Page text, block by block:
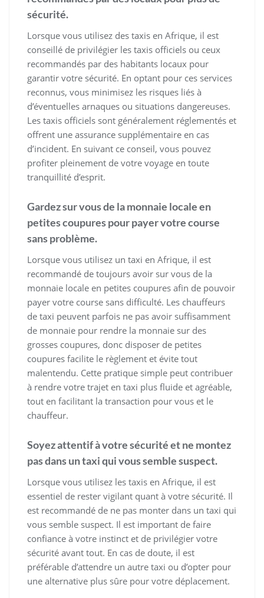
sécurité.
Lorsque vous utilisez des taxis en Afrique, il est
conseillé de privilégier les taxis officiels ou ceux
recommandés par des habitants locaux pour
garantir votre sécurité. En optant pour ces services
reconnus, vous minimisez les risques liés à
d’éventuelles arnaques ou situations dangereuses.
Les taxis officiels sont généralement réglementés et
offrent une assurance supplémentaire en cas
d’incident. En suivant ce conseil, vous pouvez
profiter pleinement de votre voyage en toute
tranquillité d’esprit.
Gardez sur vous de la monnaie locale en
petites coupures pour payer votre course
sans problème.
Lorsque vous utilisez un taxi en Afrique, il est
recommandé de toujours avoir sur vous de la
monnaie locale en petites coupures afin de pouvoir
payer votre course sans difficulté. Les chauffeurs
de taxi peuvent parfois ne pas avoir suffisamment
de monnaie pour rendre la monnaie sur des
grosses coupures, donc disposer de petites
coupures facilite le règlement et évite tout
malentendu. Cette pratique simple peut contribuer
à rendre votre trajet en taxi plus fluide et agréable,
tout en facilitant la transaction pour vous et le
chauffeur.
Soyez attentif à votre sécurité et ne montez
pas dans un taxi qui vous semble suspect.
Lorsque vous utilisez les taxis en Afrique, il est
essentiel de rester vigilant quant à votre sécurité. Il
est recommandé de ne pas monter dans un taxi qui
vous semble suspect. Il est important de faire
confiance à votre instinct et de privilégier votre
sécurité avant tout. En cas de doute, il est
préférable d’attendre un autre taxi ou d’opter pour
une alternative plus sûre pour votre déplacement.